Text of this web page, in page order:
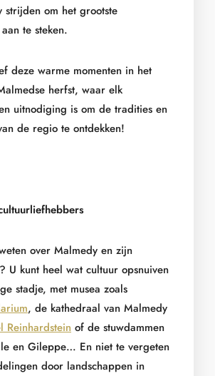
strijden om het grootste
te steken.
deze warme momenten in het
herfst, waar elk
uitnodiging is om de tradities en
de regio te ontdekken!
over Malmedy en zijn
U kunt heel wat cultuur opsnuiven
stadje, met musea zoals
, de kathedraal van Malmedy
Reinhardstein of de stuwdammen
en Gileppe… En niet te vergeten
door landschappen in